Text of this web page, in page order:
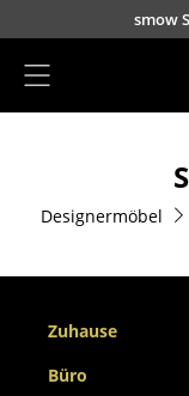
Direkt zumsmow
Sofas
Sessel
Loungesessel
Designermöbel
Zuhause
Büro